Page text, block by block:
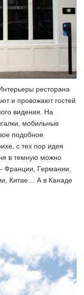
ресторана
и провожают гостей
видения. На
мобильные
подобное
с тех пор идея
в темную можно
Франции, Германии,
Китае… А в Канаде